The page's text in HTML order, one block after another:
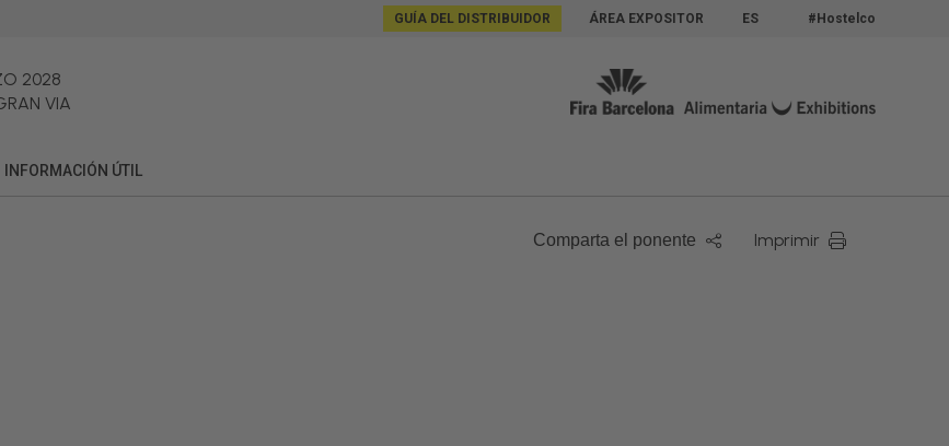
GUÍA DEL DISTRIBUIDOR ÁREA EXPOSITOR ES #Hostelco
2028
VIA
INFORMACIÓN ÚTIL
Comparta el ponente Imprimir